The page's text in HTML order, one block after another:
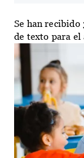
Se han recibido
de texto para el